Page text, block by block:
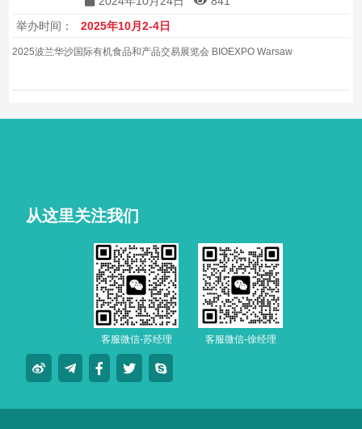
举办时间：
2025年10月2-4日
2025波兰华沙国际有机食品和产品交易展览会 BIOEXPO Warsaw
从这里关注我们
客服微信-苏经理 客服微信-徐经理